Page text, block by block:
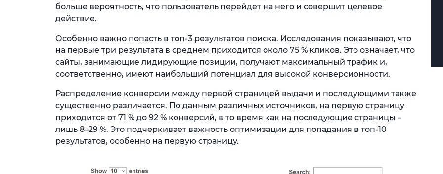
больше вероятность, что пользователь перейдет на него и совершит целевое
действие.
Особенно важно попасть в топ-3 результатов поиска. Исследования показывают, что
на первые три результата в среднем приходится около 75 % кликов. Это означает, что
сайты, занимающие лидирующие позиции, получают максимальный трафик и,
соответственно, имеют наибольший потенциал для высокой конверсионности.
Распределение конверсии между первой страницей выдачи и последующими также
существенно различается. По данным различных источников, на первую страницу
приходится от 71 % до 92 % конверсий, в то время как на последующие страницы –
лишь 8–29 %. Это подчеркивает важность оптимизации для попадания в топ-10
результатов, особенно на первую страницу.